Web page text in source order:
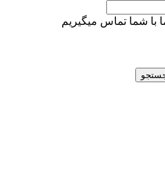
با شما تماس میگیریم